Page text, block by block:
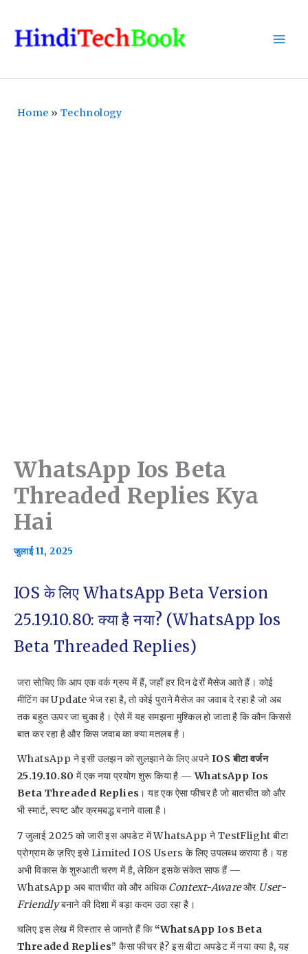
Content
Home » Technology
WhatsApp Ios Beta
Threaded Replies Kya
Hai
जुलाई 11, 2025
IOS के लिए WhatsApp Beta Version
25.19.10.80: क्या है नया? (WhatsApp Ios
Beta Threaded Replies)
जरा सोचिए कि आप एक वर्क ग्रुप में हैं, जहाँ हर दिन ढेरों मैसेज आते हैं। कोई
मीटिंग का Update भेज रहा है, तो कोई पुराने मैसेज का जवाब दे रहा है जो अब
तक बहुत ऊपर जा चुका है। ऐसे में यह समझना मुश्किल हो जाता है कि कौन किससे
बात कर रहा है और किस जवाब का क्या मतलब है।
WhatsApp ने इसी उलझन को सुलझाने के लिए अपने IOS बीटा वर्जन
25.19.10.80 में एक नया प्रयोग शुरू किया है —WhatsApp Ios
Beta Threaded Replies । यह एक ऐसा फीचर है जो बातचीत को और
भी स्मार्ट, स्पष्ट और क्रमबद्ध बनाने वाला है।
7 जुलाई 2025 को जारी इस अपडेट में WhatsApp ने TestFlight बीटा
प्रोग्राम के ज़रिए इसे Limited IOS Users के लिए उपलब्ध कराया है। यह
अभी विकास के शुरुआती चरण में है, लेकिन इसके संकेत साफ हैं —
WhatsApp अब बातचीत को और अधिकContext-Awareऔर User-
Friendlyबनाने की दिशा में बड़ा कदम उठा रहा है।
चलिए इस लेख में विस्तार से जानते हैं कि “WhatsApp Ios Beta
Threaded Replies” कैसा फीचर है? इस बीटा अपडेट में नया क्या है, यह